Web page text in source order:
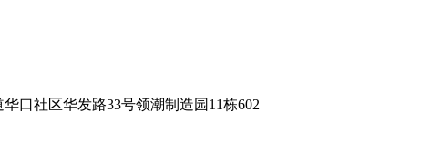
口社区华发路33号领潮制造园11栋602